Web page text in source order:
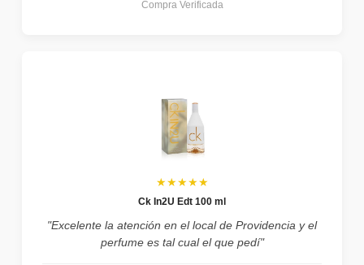
Compra Verificada
★★★★★
Ck In2U Edt 100 ml
"Excelente la atención en el local de Providencia y el
perfume es tal cual el que pedí"